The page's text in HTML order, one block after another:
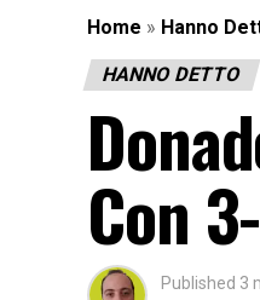
Home » Hanno
HANNO DETTO
Con
Published 3